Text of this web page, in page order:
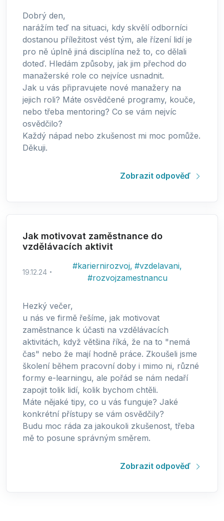
Dobrý den,
narážím teď na situaci, kdy skvělí odborníci
dostanou příležitost vést tým, ale řízení lidí je
pro ně úplně jiná disciplína než to, co dělali
doteď. Hledám způsoby, jak jim přechod do
manažerské role co nejvíce usnadnit.
Jak u vás připravujete nové manažery na
jejich roli? Máte osvědčené programy, kouče,
nebo třeba mentoring? Co se vám nejvíc
osvědčilo?
Každý nápad nebo zkušenost mi moc pomůže.
Děkuji.
Zobrazit odpověď
Jak motivovat zaměstnance do
vzdělávacích aktivit
19.12.24
#kariernirozvoj, #vzdelavani,
#rozvojzamestnancu
Hezký večer,
u nás ve firmě řešíme, jak motivovat
zaměstnance k účasti na vzdělávacích
aktivitách, když většina říká, že na to "nemá
čas" nebo že mají hodně práce. Zkoušeli jsme
školení během pracovní doby i mimo ni, různé
formy e-learningu, ale pořád se nám nedaří
zapojit tolik lidí, kolik bychom chtěli.
Máte nějaké tipy, co u vás funguje? Jaké
konkrétní přístupy se vám osvědčily?
Budu moc ráda za jakoukoli zkušenost, třeba
mě to posune správným směrem.
Zobrazit odpověď